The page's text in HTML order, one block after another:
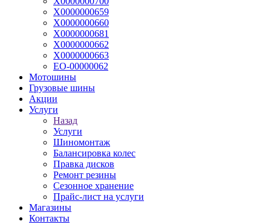
Х0000000659
Х0000000660
Х0000000681
Х0000000662
Х0000000663
ЕО-00000062
Мотошины
Грузовые шины
Акции
Услуги
Назад
Услуги
Шиномонтаж
Балансировка колес
Правка дисков
Ремонт резины
Сезонное хранение
Прайс-лист на услуги
Магазины
Контакты